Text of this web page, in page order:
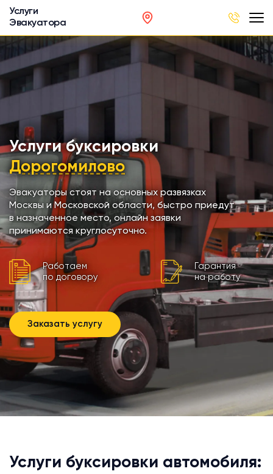
Услуги
Эвакуатора
Услуги буксировки
Дорогомилово
Эвакуаторы стоят на основных развязках
Москвы и Московской области, быстро приедут
в назначенное место, онлайн заявки
принимаются круглосуточно.
Работаем
по договору
Гарантия
на работу
Заказать услугу
Услуги буксировки автомобиля: